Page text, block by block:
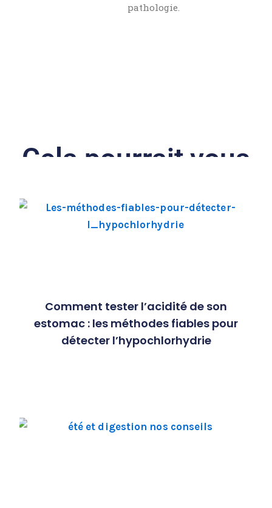
pathologie.
Cela pourrait vous
Comment tester l’acidité de son
estomac : les méthodes fiables pour
détecter l’hypochlorhydrie